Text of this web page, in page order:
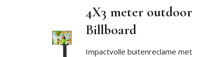
4X3 meter outdoor
Billboard
Impactvolle buitenreclame met